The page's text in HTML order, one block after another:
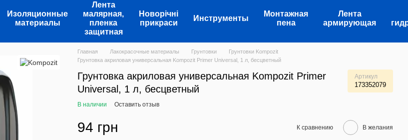
Изоляционные
материалы
Лента
малярная,
пленка
защитная
Новорічні
прикраси
Инструменты
Монтажная
пена
Лента
армирующая
Главная Лакокрасочные материалы Грунтовки
Грунтовки Kompozit
Грунтовка акриловая универсальная Kompozit Primer Universal, 1 л, бесцветный
Грунтовка акриловая универсальная Kompozit Primer
Universal, 1 л, бесцветный
Артикул
173352079
В наличии Оставить отзыв
94 грн К сравнению В желания